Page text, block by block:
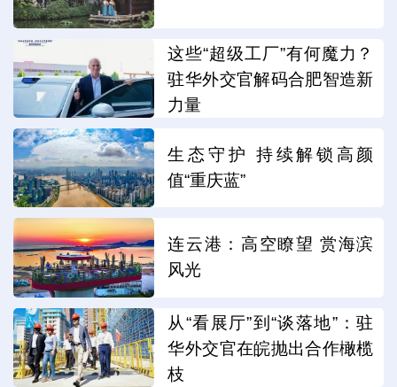
这些“超级工厂”有何魔力？
驻华外交官解码合肥智造新
力量
生态守护 持续解锁高颜
值“重庆蓝”
连云港：高空瞭望 赏海滨
风光
从“看展厅”到“谈落地”：驻
华外交官在皖抛出合作橄榄
枝